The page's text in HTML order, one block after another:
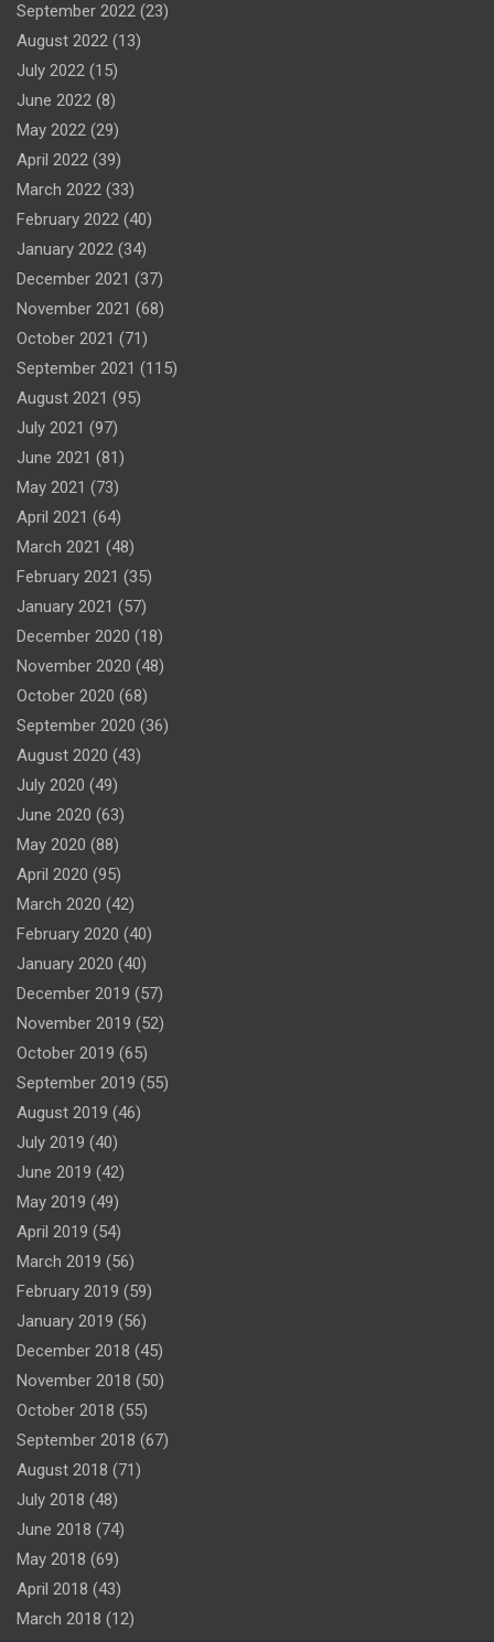
September 2022 (23)
August 2022 (13)
July 2022 (15)
June 2022 (8)
May 2022 (29)
April 2022 (39)
March 2022 (33)
February 2022 (40)
January 2022 (34)
December 2021 (37)
November 2021 (68)
October 2021 (71)
September 2021 (115)
August 2021 (95)
July 2021 (97)
June 2021 (81)
May 2021 (73)
April 2021 (64)
March 2021 (48)
February 2021 (35)
January 2021 (57)
December 2020 (18)
November 2020 (48)
October 2020 (68)
September 2020 (36)
August 2020 (43)
July 2020 (49)
June 2020 (63)
May 2020 (88)
April 2020 (95)
March 2020 (42)
February 2020 (40)
January 2020 (40)
December 2019 (57)
November 2019 (52)
October 2019 (65)
September 2019 (55)
August 2019 (46)
July 2019 (40)
June 2019 (42)
May 2019 (49)
April 2019 (54)
March 2019 (56)
February 2019 (59)
January 2019 (56)
December 2018 (45)
November 2018 (50)
October 2018 (55)
September 2018 (67)
August 2018 (71)
July 2018 (48)
June 2018 (74)
May 2018 (69)
April 2018 (43)
March 2018 (12)